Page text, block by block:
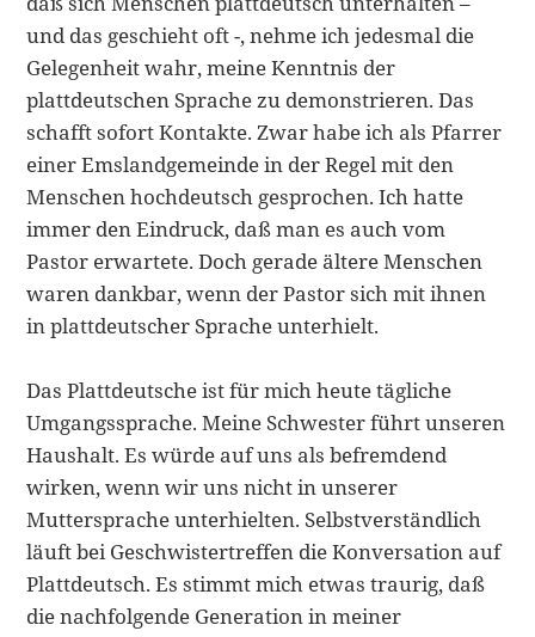
und das geschieht oft -, nehme ich jedesmal die
Gelegenheit wahr, meine Kenntnis der
plattdeutschen Sprache zu demonstrieren. Das
schafft sofort Kontakte. Zwar habe ich als Pfarrer
einer Emslandgemeinde in der Regel mit den
Menschen hochdeutsch gesprochen. Ich hatte
immer den Eindruck, daß man es auch vom
Pastor erwartete. Doch gerade ältere Menschen
waren dankbar, wenn der Pastor sich mit ihnen
in plattdeutscher Sprache unterhielt.
Das Plattdeutsche ist für mich heute tägliche
Umgangssprache. Meine Schwester führt unseren
Haushalt. Es würde auf uns als befremdend
wirken, wenn wir uns nicht in unserer
Muttersprache unterhielten. Selbstverständlich
läuft bei Geschwi­stertreffen die Konversation auf
Plattdeutsch. Es stimmt mich etwas traurig, daß
die nachfolgende Generation in meiner